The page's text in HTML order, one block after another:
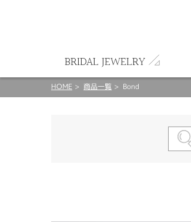
BRIDAL JEWELRY
HOME 商品一覧 Bond